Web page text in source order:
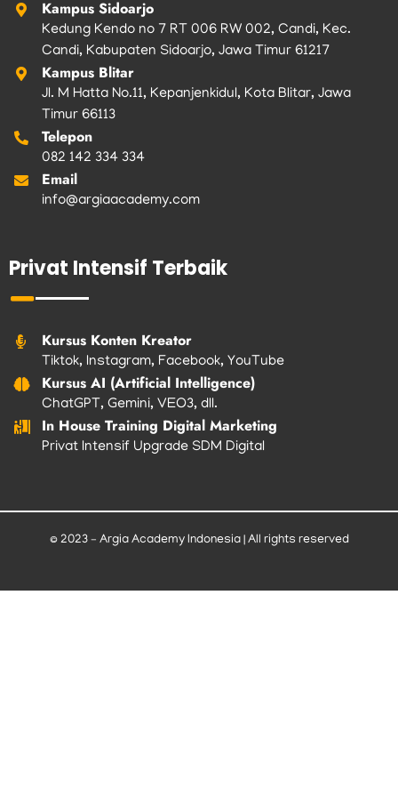
Kampus Sidoarjo
Kedung Kendo no 7 RT 006 RW 002, Candi, Kec.
Candi, Kabupaten Sidoarjo, Jawa Timur 61217
Kampus Blitar
Jl. M Hatta No.11, Kepanjenkidul, Kota Blitar, Jawa
Timur 66113
Telepon
082 142 334 334
Email
info@argiaacademy.com
Privat Intensif Terbaik
Kursus Konten Kreator
Tiktok, Instagram, Facebook, YouTube
Kursus AI (Artificial Intelligence)
ChatGPT, Gemini, VEO3, dll.
In House Training Digital Marketing
Privat Intensif Upgrade SDM Digital
© 2023 – Argia Academy Indonesia | All rights reserved